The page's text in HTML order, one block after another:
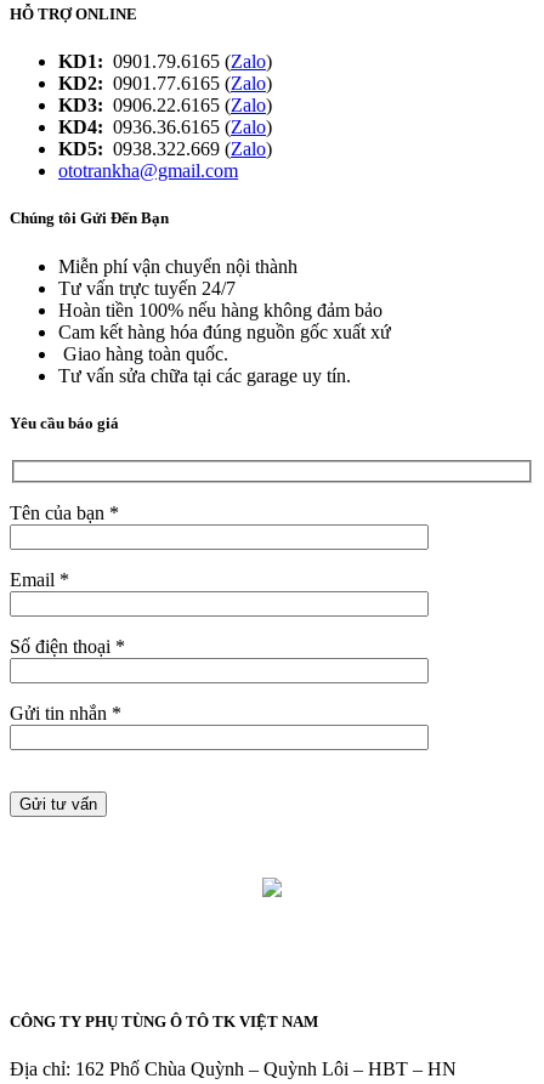
HỖ TRỢ ONLINE
KD1: 0901.79.6165 (Zalo)
KD2: 0901.77.6165 (Zalo)
KD3: 0906.22.6165 (Zalo)
KD4: 0936.36.6165 (Zalo)
KD5: 0938.322.669 (Zalo)
ototrankha@gmail.com
Chúng tôi Gửi Đến Bạn
Miễn phí vận chuyển nội thành
Tư vấn trực tuyến 24/7
Hoàn tiền 100% nếu hàng không đảm bảo
Cam kết hàng hóa đúng nguồn gốc xuất xứ
Giao hàng toàn quốc.
Tư vấn sửa chữa tại các garage uy tín.
Yêu cầu báo giá
Tên của bạn *
Email *
Số điện thoại *
Gửi tin nhắn *
CÔNG TY PHỤ TÙNG Ô TÔ TK VIỆT NAM
Địa chỉ: 162 Phố Chùa Quỳnh – Quỳnh Lôi – HBT – HN